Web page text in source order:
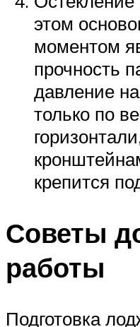
этом
моментом
прочность
давление
только по
крепится
Советы
работы
Подготовка